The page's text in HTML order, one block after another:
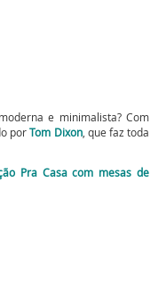
e minimalista? Com
porTom Dixon, que faz toda
Pra Casa com mesas de